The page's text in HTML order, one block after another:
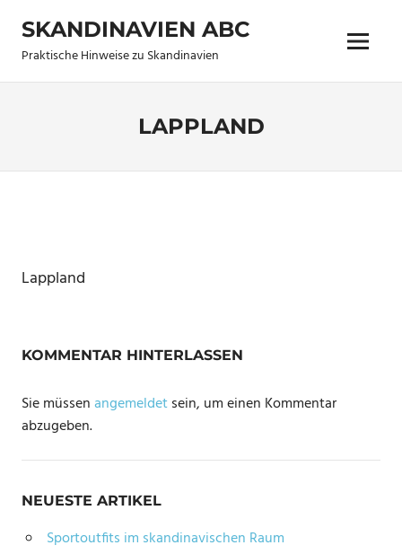
Inhalt
springen
SKANDINAVIEN ABC
Praktische Hinweise zu Skandinavien Menü
LAPPLAND
Lappland
KOMMENTAR HINTERLASSEN
Sie müssenangemeldetsein, um einen Kommentar
abzugeben.
NEUESTE ARTIKEL
Sportoutfits im skandinavischen Raum